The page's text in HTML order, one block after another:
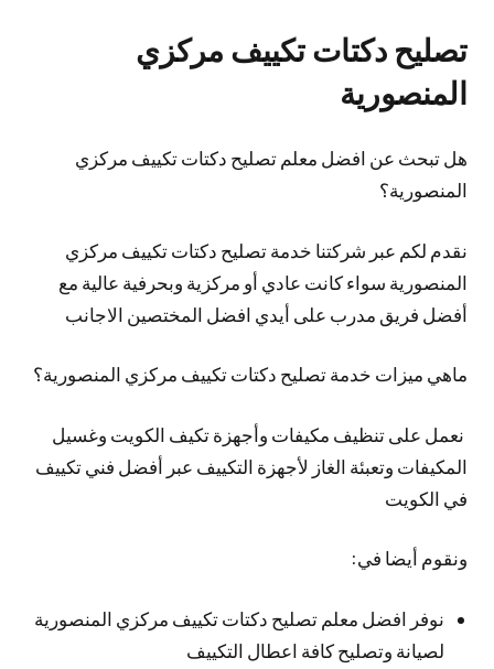
تصليح دكتات تكييف مركزي
المنصورية
هل تبحث عن افضل معلم تصليح دكتات تكييف مركزي
المنصورية؟
نقدم لكم عبر شركتنا خدمة تصليح دكتات تكييف مركزي
المنصورية سواء كانت عادي أو مركزية وبحرفية عالية مع
أفضل فريق مدرب على أيدي افضل المختصين الاجانب
ماهي ميزات خدمة تصليح دكتات تكييف مركزي المنصورية؟
نعمل على تنظيف مكيفات وأجهزة تكيف الكويت وغسيل
المكيفات وتعبئة الغاز لأجهزة التكييف عبر أفضل فني تكييف
في الكويت
ونقوم أيضا في:
نوفر افضل معلم تصليح دكتات تكييف مركزي المنصورية
لصيانة وتصليح كافة اعطال التكييف